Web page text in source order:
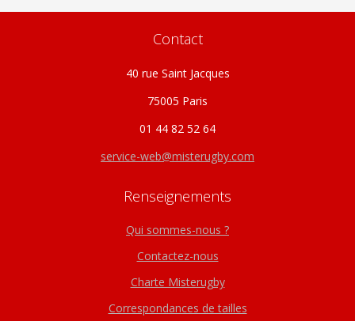
Contact
40 rue Saint Jacques
75005 Paris
01 44 82 52 64
service-web@misterugby.com
Renseignements
Qui sommes-nous ?
Contactez-nous
Charte Misterugby
Correspondances de tailles